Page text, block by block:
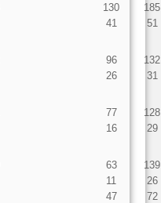
130
185
41 51
96
132
26 31
77
128
16 29
63
139
11
26
47
72